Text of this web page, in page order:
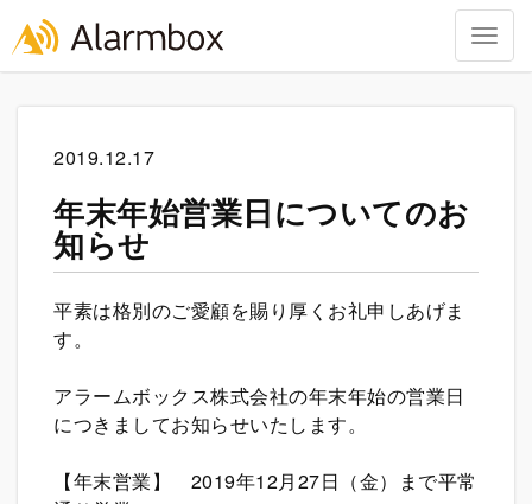
2019.12.17
年末年始営業日についてのお
知らせ
平素は格別のご愛顧を賜り厚くお礼申しあげま
す。
アラームボックス株式会社の年末年始の営業日
につきましてお知らせいたします。
【年末営業】 2019年12月27日（金）まで平常